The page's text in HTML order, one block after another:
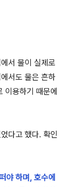
서 물이 실제로
서도 물은 흔하
이용하기 때문에
다고 했다. 확인
야 하며, 호수에